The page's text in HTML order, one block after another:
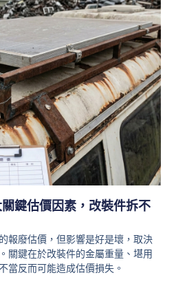
鍵估價因素，改裝件拆不
報廢估價，但影響是好是壞，取決
關鍵在於改裝件的金屬重量、堪用
當反而可能造成估價損失。